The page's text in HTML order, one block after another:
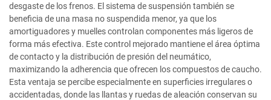
desgaste de los frenos. El sistema de suspensión también se
beneficia de una masa no suspendida menor, ya que los
amortiguadores y muelles controlan componentes más ligeros de
forma más efectiva. Este control mejorado mantiene el área óptima
de contacto y la distribución de presión del neumático,
maximizando la adherencia que ofrecen los compuestos de caucho.
Esta ventaja se percibe especialmente en superficies irregulares o
accidentadas, donde las llantas y ruedas de aleación conservan su